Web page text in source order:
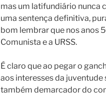
mas um latifundiário nunca
uma sentença definitiva,
bom lembrar que nos anos
Comunista e a URSS.
É claro que ao pegar o
aos interesses da
também demarcador do